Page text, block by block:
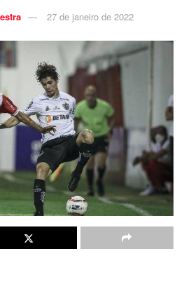
27 de janeiro de 2022